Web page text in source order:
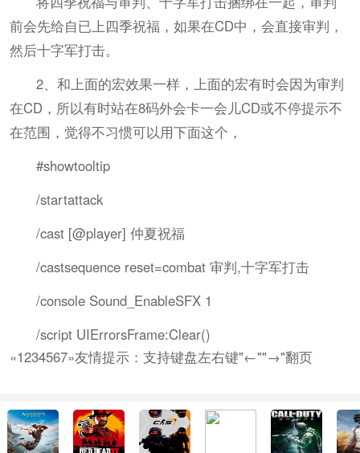
前会先给自已上四季祝福，如果在CD中，会直接审判，
然后十字军打击。
2、和上面的宏效果一样，上面的宏有时会因为审判
在CD，所以有时站在8码外会卡一会儿CD或不停提示不
在范围，觉得不习惯可以用下面这个，
#showtooltip
/startattack
/cast [@player] 仲夏祝福
/castsequence reset=combat 审判,十字军打击
/console Sound_EnableSFX 1
/script UIErrorsFrame:Clear()
«1234567»友情提示：支持键盘左右键"←""→"翻页